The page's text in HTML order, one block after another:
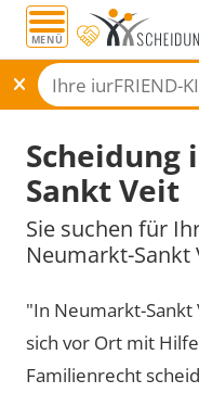
MENÜ
Scheidung
Sankt Veit
Sie suchen für
Neumarkt-Sankt
"In Neumarkt-Sankt
sich vor Ort mit
Familienrecht